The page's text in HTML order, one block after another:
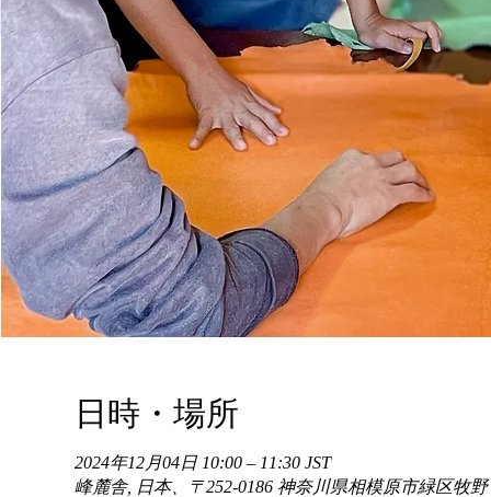
日時・場所
2024年12月04日 10:00 – 11:30 JST
峰麓舎, 日本、〒252-0186 神奈川県相模原市緑区牧